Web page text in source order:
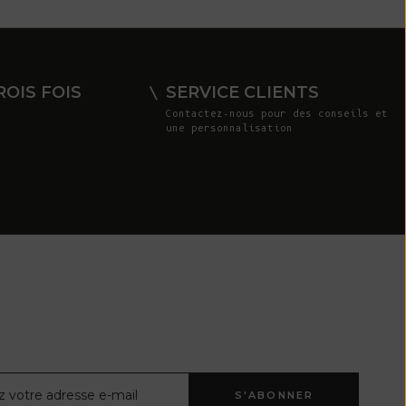
Costa Rica
Côte d'Ivoire
Croatie (EUR
Djibouti (DJF
Fdj)
FOIS SERVICE CLIENTS
Contactez-nous pour des conseils et
une personnalisation
S'ABONNER